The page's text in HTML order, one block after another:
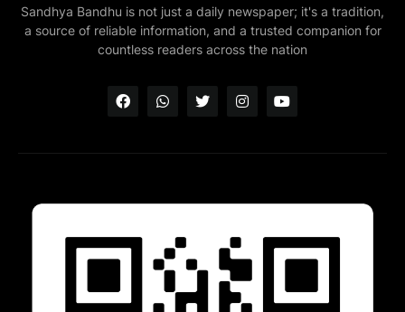
Sandhya Bandhu is not just a daily newspaper; it's a tradition,
a source of reliable information, and a trusted companion for
countless readers across the nation